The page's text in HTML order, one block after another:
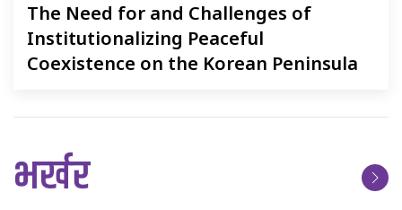
The Need for and Challenges of
Institutionalizing Peaceful
Coexistence on the Korean Peninsula
भर्खर